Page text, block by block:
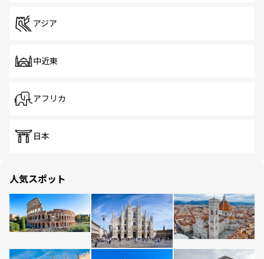
アジア
中近東
アフリカ
日本
人気スポット